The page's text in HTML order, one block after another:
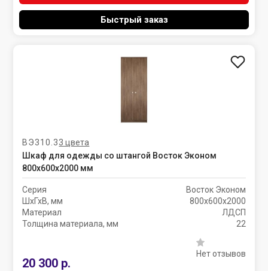
Быстрый заказ
ВЭ310.33 цвета
Шкаф для одежды со штангой Восток Эконом
800х600х2000 мм
Серия
Восток Эконом
ШхГхВ, мм
800х600х2000
Материал
ЛДСП
Толщина материала, мм
22
20 300 р.
Нет отзывов